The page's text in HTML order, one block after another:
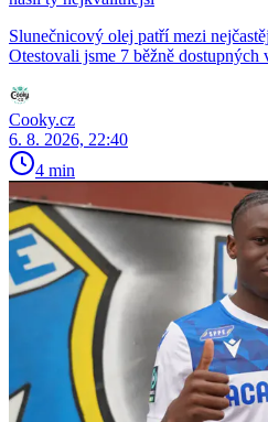
Slunečnicový olej patří mezi
Otestovali jsme 7 běžně
Cooky.cz
6. 8. 2026, 22:40
4 min